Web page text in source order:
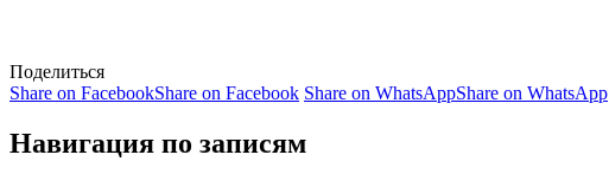
Поделиться
Share on FacebookShare on Facebook Share on WhatsAppShare on WhatsApp
Навигация по записям